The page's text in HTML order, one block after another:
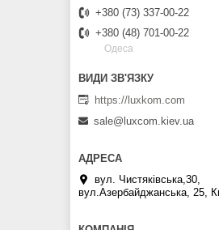
+380 (73) 337-00-22
+380 (48) 701-00-22
Одеса
https://luxkom.com
sale@luxcom.kiev.ua
вул. Чистяківська,30,
вул.Азербайджанська, 25,